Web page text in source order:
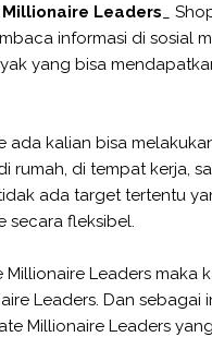
Leaders _
informasi di sosial
yang bisa
ada kalian bisa
rumah, di tempat kerja,
ada target tertentu
secara fleksibel.
Leaders maka
Leaders. Dan sebagai
Millionaire Leaders